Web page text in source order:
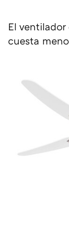
El
cuesta